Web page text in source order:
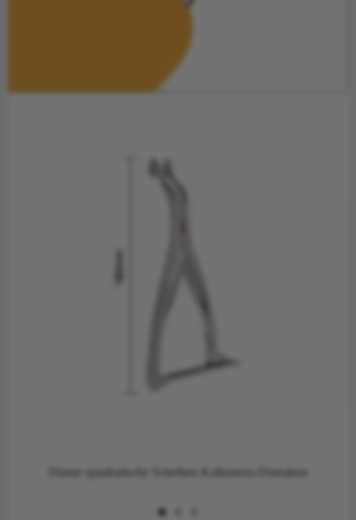
Dünne quadratische Scheiben Kalkaneus-Distraktor